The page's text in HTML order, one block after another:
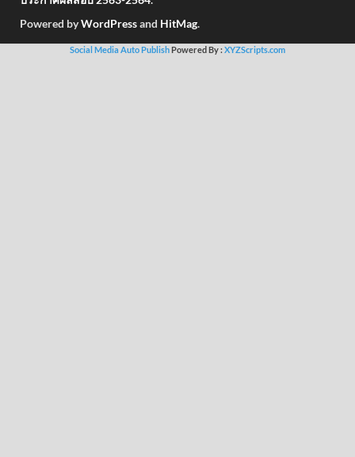
Powered byWordPressand HitMag.
Social Media Auto Publish Powered By :XYZScripts.com